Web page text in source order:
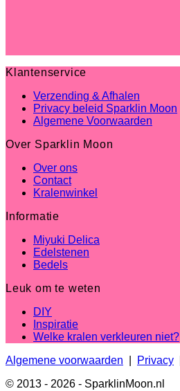
Klantenservice
Verzending & Afhalen
Privacy beleid Sparklin Moon
Algemene Voorwaarden
Over Sparklin Moon
Over ons
Contact
Kralenwinkel
Informatie
Miyuki Delica
Edelstenen
Bedels
Leuk om te weten
DIY
Inspiratie
Welke kralen verkleuren niet?
Algemene voorwaarden
Privacy
© 2013 - 2026 - SparklinMoon.nl